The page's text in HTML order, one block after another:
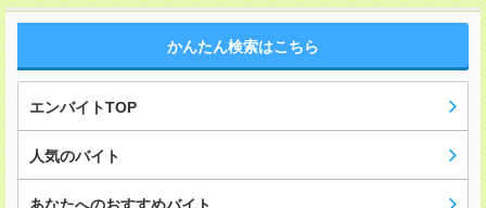
かんたん検索はこちら
エンバイトTOP
人気のバイト